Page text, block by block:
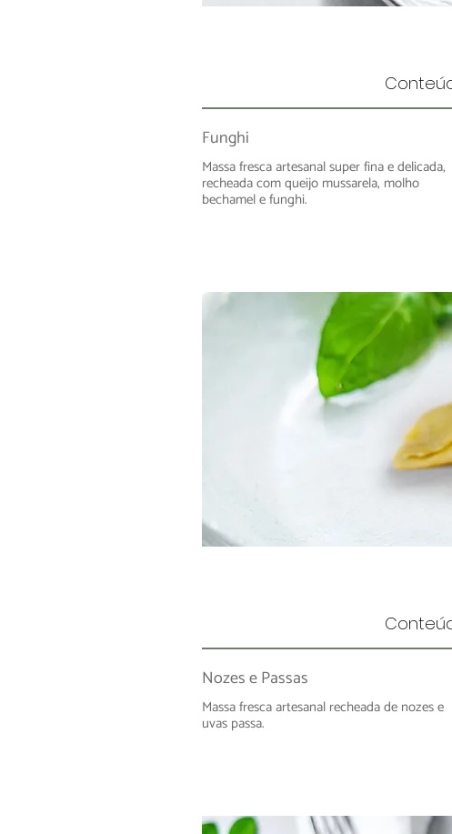
Funghi
Massa fresca artesanal super fina e delicada,
recheada com queijo mussarela, molho
bechamel e funghi.
Nozes e Passas
Massa fresca artesanal recheada de nozes e
uvas passa.